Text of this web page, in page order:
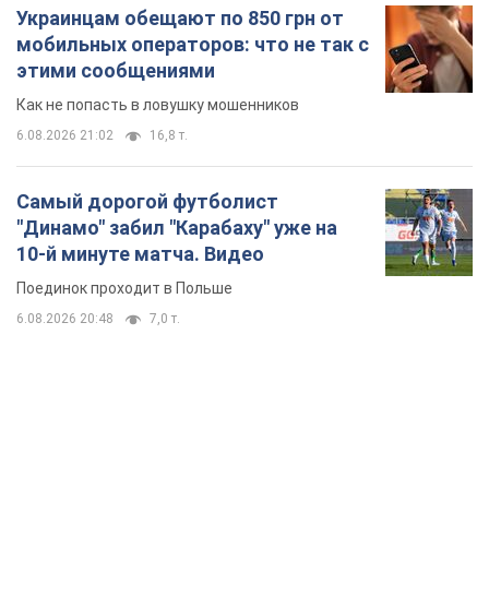
"Динамо" забил "Карабаху" уже на
10-й минуте матча. Видео
Поединок проходит в Польше
6.08.2026 20:48 7,0 т.